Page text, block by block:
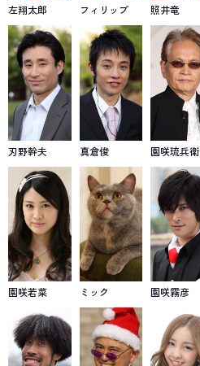
左翔太郎 フィリップ 照井竜
刃野幹夫 真倉俊 園咲琉兵衛
園咲若菜 ミック 園咲霧彦